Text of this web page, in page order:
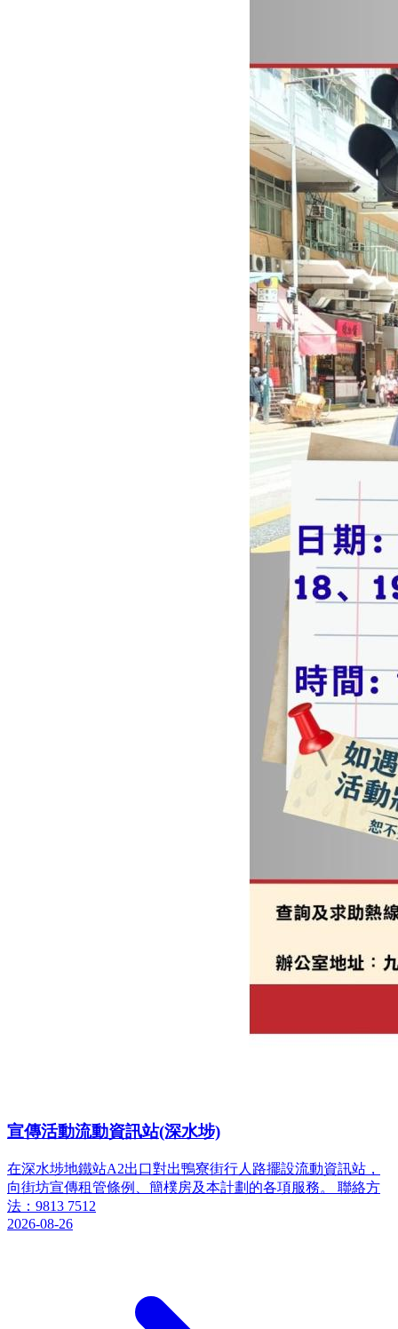
宣傳活動流動資訊站(深水埗)
在深水埗地鐵站A2出口對出鴨寮街行人路擺設流動資訊站，
向街坊宣傳租管條例、簡樸房及本計劃的各項服務。 聯絡方
法：9813 7512
2026-08-26